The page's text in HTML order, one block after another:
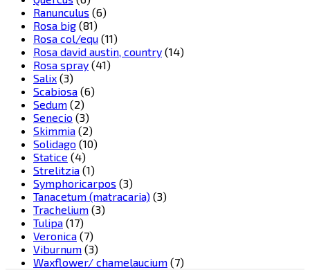
Ranunculus (6)
Rosa big (81)
Rosa col/equ (11)
Rosa david austin, country (14)
Rosa spray (41)
Salix (3)
Scabiosa (6)
Sedum (2)
Senecio (3)
Skimmia (2)
Solidago (10)
Statice (4)
Strelitzia (1)
Symphoricarpos (3)
Tanacetum (matracaria) (3)
Trachelium (3)
Tulipa (17)
Veronica (7)
Viburnum (3)
Waxflower/ chamelaucium (7)